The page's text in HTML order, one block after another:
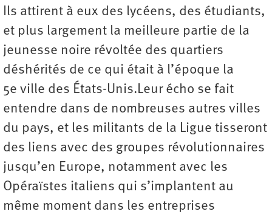
Ils attirent à eux des lycéens, des étudiants,
et plus largement la meilleure partie de la
jeunesse noire révoltée des quartiers
déshérités de ce qui était à l’époque la
5e ville des États-Unis.Leur écho se fait
entendre dans de nombreuses autres villes
du pays, et les militants de la Ligue tisseront
des liens avec des groupes révolutionnaires
jusqu’en Europe, notamment avec les
Opéraïstes italiens qui s’implantent au
même moment dans les entreprises